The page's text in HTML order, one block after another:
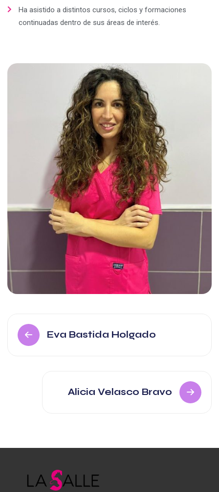
Ha asistido a distintos cursos, ciclos y formaciones
continuadas dentro de sus áreas de interés.
Eva Bastida Holgado
Alicia Velasco Bravo